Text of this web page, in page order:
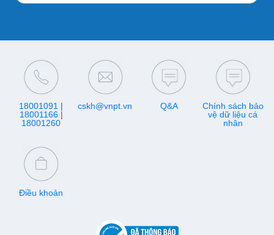
18001091 |
18001166|
18001260
cskh@vnpt.vn Q&A
Chính sách bảo
vệ dữ liệu cá
nhân
Điều khoản